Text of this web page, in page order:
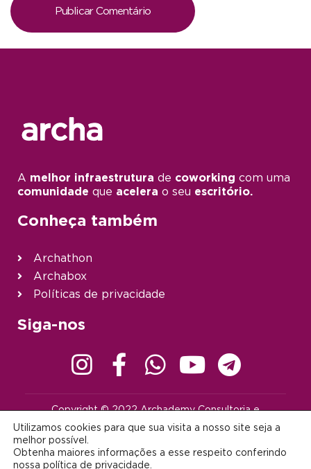
A melhor infraestrutura de coworking com uma
comunidade que acelera o seu escritório.
Conheça também
Archathon
Archabox
Políticas de privacidade
Siga-nos
Copyright © 2022 Archademy Consultoria e
reservados |contato@archademy.com.br |
Desenvolvido por:
Utilizamos cookies para que sua visita a nosso site seja a
melhor possível.
Obtenha maiores informações a esse respeito conferindo
nossa política de privacidade